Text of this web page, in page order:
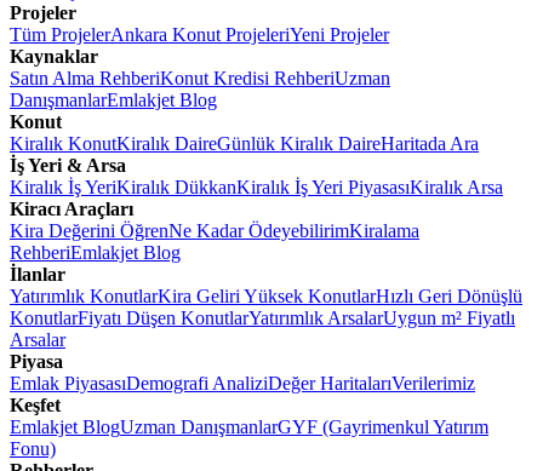
Projeler
Tüm ProjelerAnkara Konut ProjeleriYeni Projeler
Kaynaklar
Satın Alma RehberiKonut Kredisi RehberiUzman
DanışmanlarEmlakjet Blog
Konut
Kiralık KonutKiralık DaireGünlük Kiralık DaireHaritada Ara
İş Yeri & Arsa
Kiralık İş YeriKiralık DükkanKiralık İş Yeri PiyasasıKiralık Arsa
Kiracı Araçları
Kira Değerini ÖğrenNe Kadar ÖdeyebilirimKiralama
RehberiEmlakjet Blog
İlanlar
Yatırımlık KonutlarKira Geliri Yüksek KonutlarHızlı Geri Dönüşlü
KonutlarFiyatı Düşen KonutlarYatırımlık ArsalarUygun m² Fiyatlı
Arsalar
Piyasa
Emlak PiyasasıDemografi AnaliziDeğer HaritalarıVerilerimiz
Keşfet
Emlakjet BlogUzman DanışmanlarGYF (Gayrimenkul Yatırım
Fonu)